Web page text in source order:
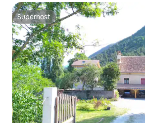
Superhost
Superhost